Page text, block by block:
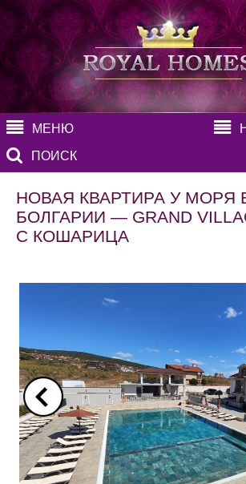
МЕНЮ
ПОИСК
НОВАЯ КВАРТИРА У МОРЯ
БОЛГАРИИ — GRAND
С КОШАРИЦА